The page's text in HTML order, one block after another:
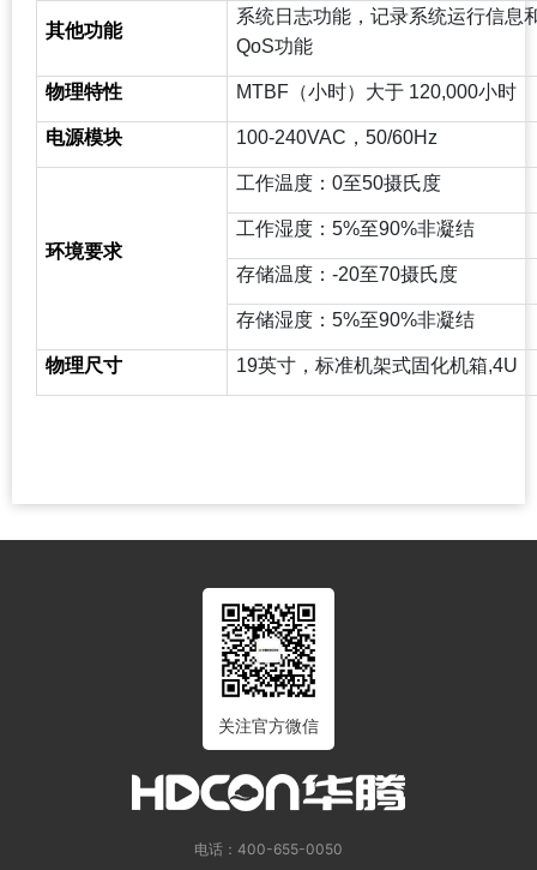
其他功能
系统日志功能，记录系统运行信息
QoS功能
物理特性 MTBF （小时）大于 120,000小时
电源模块 100-240VAC ，50/60Hz
环境要求
工作温度：0至50摄氏度
工作湿度：5%至90%非凝结
存储温度：-20至70摄氏度
存储湿度：5%至90%非凝结
物理尺寸 19英寸，标准机架式固化机箱,4U
关注官方微信
电话：400-655-0050